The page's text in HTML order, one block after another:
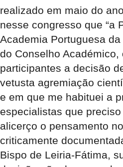
realizado em maio do
nesse congresso que “a
Academia Portuguesa
do Conselho
participantes a decisão
vetusta agremiação
e em que me habituei a
especialistas que
alicerço o pensamento
criticamente
Bispo de Leiria-Fátima,